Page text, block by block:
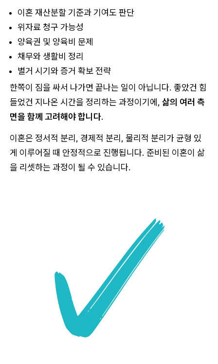
이혼 재산분할 기준과 기여도 판단
위자료 청구 가능성
양육권 및 양육비 문제
채무와 생활비 정리
별거 시기와 증거 확보 전략
한쪽이 짐을 싸서 나가면 끝나는 일이 아닙니다. 좋았건 힘
들었건 지나온 시간을 정리하는 과정이기에, 삶의 여러 측
면을 함께 고려해야 합니다.
이혼은 정서적 분리, 경제적 분리, 물리적 분리가 균형 있
게 이루어질 때 안정적으로 진행됩니다. 준비된 이혼이 삶
을 리셋하는 과정이 될 수 있습니다.